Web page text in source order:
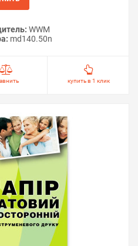
WWM
md140.50n
купить в 1 клик